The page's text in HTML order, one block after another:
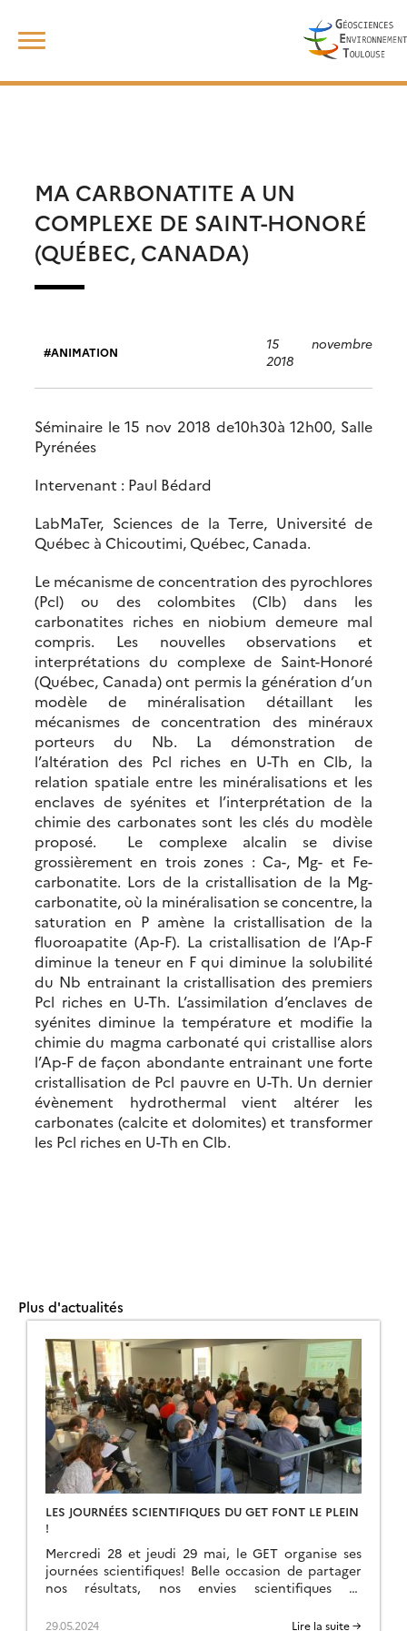
content
MA CARBONATITE A UN
COMPLEXE DE SAINT-HONORÉ
(QUÉBEC, CANADA)
ANIMATION
15 novembre
2018
Séminaire le 15 nov 2018 de10h30à 12h00, Salle
Pyrénées
Intervenant : Paul Bédard
LabMaTer, Sciences de la Terre, Université de
Québec à Chicoutimi, Québec, Canada.
Le mécanisme de concentration des pyrochlores
(Pcl) ou des colombites (Clb) dans les
carbonatites riches en niobium demeure mal
compris. Les nouvelles observations et
interprétations du complexe de Saint-Honoré
(Québec, Canada) ont permis la génération d’un
modèle de minéralisation détaillant les
mécanismes de concentration des minéraux
porteurs du Nb. La démonstration de
l’altération des Pcl riches en U-Th en Clb, la
relation spatiale entre les minéralisations et les
enclaves de syénites et l’interprétation de la
chimie des carbonates sont les clés du modèle
proposé. Le complexe alcalin se divise
grossièrement en trois zones : Ca-, Mg- et Fe-
carbonatite. Lors de la cristallisation de la Mg-
carbonatite, où la minéralisation se concentre, la
saturation en P amène la cristallisation de la
fluoroapatite (Ap-F). La cristallisation de l’Ap-F
diminue la teneur en F qui diminue la solubilité
du Nb entrainant la cristallisation des premiers
Pcl riches en U-Th. L’assimilation d’enclaves de
syénites diminue la température et modifie la
chimie du magma carbonaté qui cristallise alors
l’Ap-F de façon abondante entrainant une forte
cristallisation de Pcl pauvre en U-Th. Un dernier
évènement hydrothermal vient altérer les
carbonates (calcite et dolomites) et transformer
les Pcl riches en U-Th en Clb.
Plus d'actualités
LES JOURNÉES SCIENTIFIQUES DU GET FONT LE PLEIN
!
Mercredi 28 et jeudi 29 mai, le GET organise ses
journées scientifiques! Belle occasion de partager
nos résultats, nos envies scientifiques et
29.05.2024 Lire la suite →